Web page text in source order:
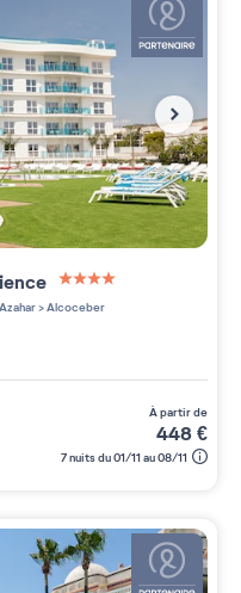
4 étoiles sur 5
>Alcoceber
à partir de
448€
7 nuits du 01/11 au 08/11